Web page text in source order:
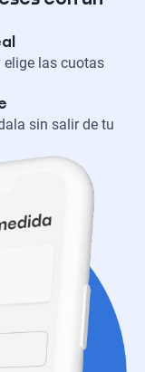
elige las cuotas
sin salir de tu